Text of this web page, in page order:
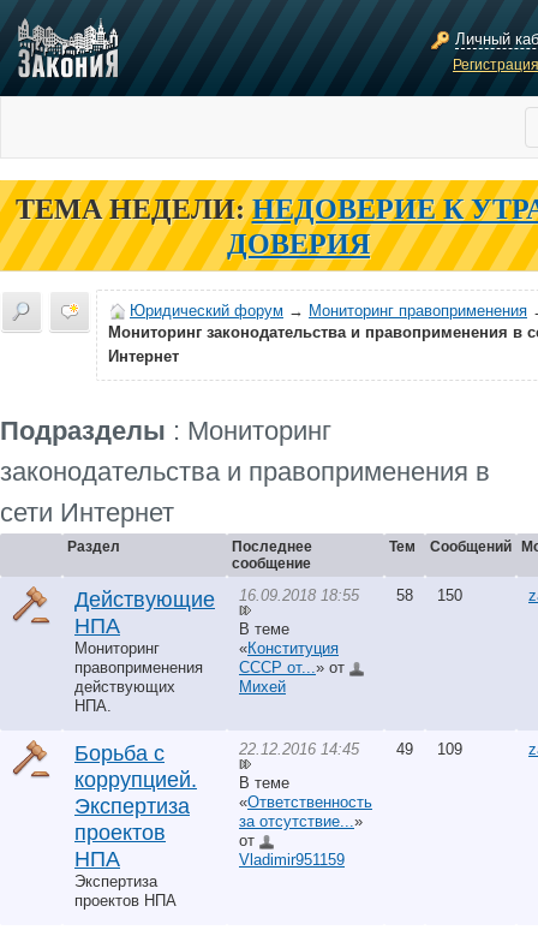
Личный
ТЕМА НЕДЕЛИ: НЕДОВЕРИЕ К
ДОВЕРИЯ
Юридический форум → Мониторинг правоприменения
Мониторинг законодательства и правоприменения в
Интернет
Подразделы : Мониторинг
законодательства и правоприменения в
сети Интернет
Раздел
Последнее
сообщение
Тем Сообщений
Действующие
НПА
Мониторинг
правоприменения
действующих
НПА.
16.09.2018 18:55
В теме
«Конституция
СССР от...» от
Михей
58 150
Борьба с
коррупцией.
Экспертиза
проектов
НПА
Экспертиза
проектов НПА
22.12.2016 14:45
В теме
«Ответственность
за отсутствие...»
от
Vladimir951159
49 109